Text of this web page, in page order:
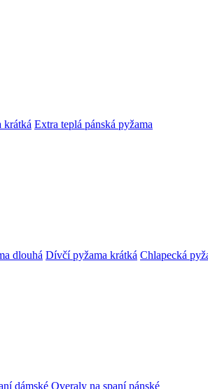
krátká Extra teplá pánská pyžama
dlouhá Dívčí pyžama krátká Chlapecká
dámské Overaly na spaní pánské